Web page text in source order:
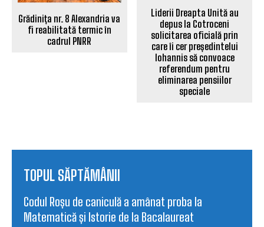
Grădinița nr. 8 Alexandria va
fi reabilitată termic în
cadrul PNRR
Liderii Dreapta Unită au
depus la Cotroceni
solicitarea oficială prin
care îi cer președintelui
Iohannis să convoace
referendum pentru
eliminarea pensiilor
speciale
TOPUL SĂPTĂMÂNII
Codul Roșu de caniculă a amânat proba la
Matematică și Istorie de la Bacalaureat